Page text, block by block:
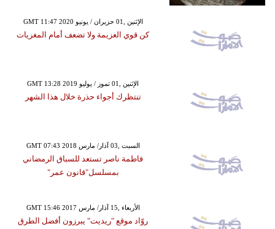
GMT 11:47 2020 الإثنين ,01 حزيران / يونيو
كن قوي العزيمة ولا تضعف أمام المغريات
GMT 13:28 2019 الإثنين ,01 تموز / يوليو
تنتظرك أجواء حذرة خلال هذا الشهر
GMT 07:43 2018 السبت ,03 آذار/ مارس
فاطمة ناصر تستعد للسباق الرمضاني
بمسلسل"قانون عمر"
GMT 15:46 2017 الأربعاء ,15 آذار/ مارس
روّاد موقع "ريديت" يبرزون أفضل الطرق